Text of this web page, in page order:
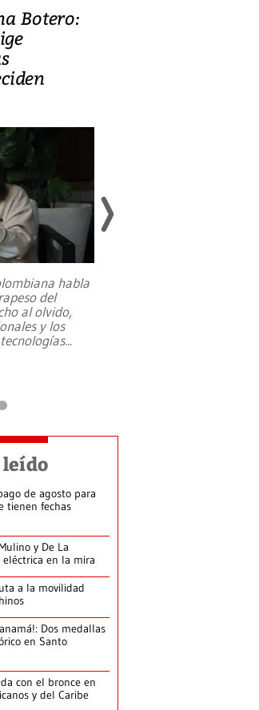
Botero:
habla
del
al olvido,
y los
...
leído
de agosto para
tienen fechas
y De La
en la mira
a la movilidad
Dos medallas
en Santo
con el bronce en
y del Caribe